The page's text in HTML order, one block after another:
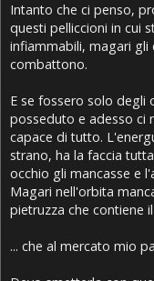
Intanto che ci penso,
questi pelliccioni in cui
infiammabili, magari
combattono.
E se fossero solo degli
posseduto e adesso ci
capace di tutto.
strano, ha la faccia
occhio gli mancasse e
Magari nell'orbita
pietruzza che contiene
... che al mercato mio